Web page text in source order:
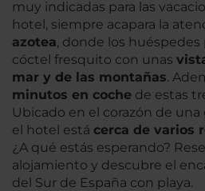
muy indicadas para las
hotel, siempre acapara la
azotea, donde los
cóctel fresquito con unas
mar y de las montañas.
minutos en coche de estas
Ubicado en el corazón de
el hotel está cerca de varios
¿A qué estás esperando?
alojamiento y descubre el
del Sur de España con playa.